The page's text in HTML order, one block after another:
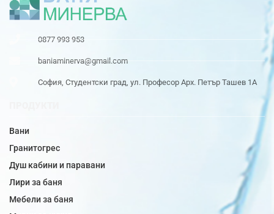
0877 993 953
baniaminerva@gmail.com
София, Студентски град, ул. Професор Арх. Петър Ташев 1А
Вани
Гранитогрес
Душ кабини и паравани
Лири за баня
Мебели за баня